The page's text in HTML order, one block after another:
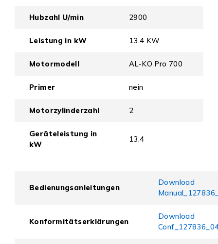
Hubzahl U/min 2900
Leistung in kW 13.4 KW
Motormodell AL-KO Pro 700
Primer nein
Motorzylinderzahl 2
Geräteleistung in
kW
13.4
Bedienungsanleitungen
Download
Konformitätserklärungen
Download